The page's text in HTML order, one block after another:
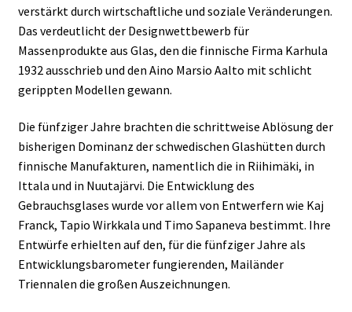
verstärkt durch wirtschaftliche und soziale Veränderungen.
Das verdeutlicht der Designwettbewerb für
Massenprodukte aus Glas, den die finnische Firma Karhula
1932 ausschrieb und den Aino Marsio Aalto mit schlicht
gerippten Modellen gewann.
Die fünfziger Jahre brachten die schrittweise Ablösung der
bisherigen Dominanz der schwedischen Glashütten durch
finnische Manufakturen, namentlich die in Riihimäki, in
Ittala und in Nuutajärvi. Die Entwicklung des
Gebrauchsglases wurde vor allem von Entwerfern wie Kaj
Franck, Tapio Wirkkala und Timo Sapaneva bestimmt. Ihre
Entwürfe erhielten auf den, für die fünfziger Jahre als
Entwicklungsbarometer fungierenden, Mailänder
Triennalen die großen Auszeichnungen.